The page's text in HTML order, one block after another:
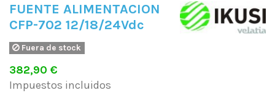
FUENTE ALIMENTACION
CFP-702 12/18/24Vdc
Fuera de stock
382,90 €
Impuestos incluidos